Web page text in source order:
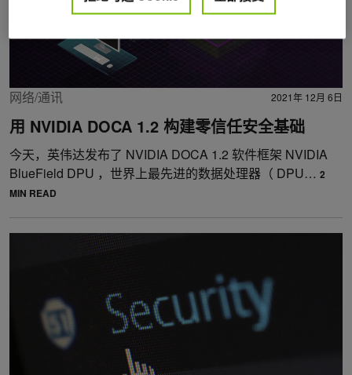
网络/通讯 2021年 12月 6日
用 NVIDIA DOCA 1.2 构建零信任安全基础
今天，英伟达发布了 NVIDIA DOCA 1.2 软件框架 NVIDIA
BlueField DPU ，世界上最先进的数据处理器（ DPU… 2
MIN READ